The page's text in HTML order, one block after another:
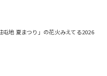
屯地 夏まつり」の花火みえてる2026